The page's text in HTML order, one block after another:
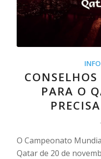
PARA O
O Campeonato
Qatar de 20 de